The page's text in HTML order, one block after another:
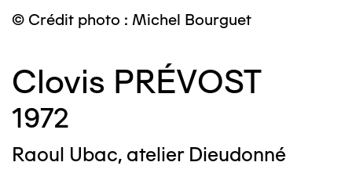
© Crédit photo : Michel Bourguet
Clovis PRÉVOST
1972
Raoul Ubac, atelier Dieudonné